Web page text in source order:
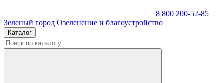
8 800 200-52-85
Зеленый город Озеленение и благоустройство
Каталог